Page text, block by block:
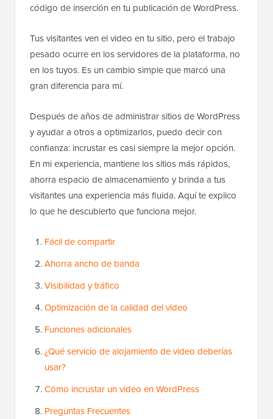
código de inserción en tu publicación de WordPress.
Tus visitantes ven el video en tu sitio, pero el trabajo
pesado ocurre en los servidores de la plataforma, no
en los tuyos. Es un cambio simple que marcó una
gran diferencia para mí.
Después de años de administrar sitios de WordPress
y ayudar a otros a optimizarlos, puedo decir con
confianza: incrustar es casi siempre la mejor opción.
En mi experiencia, mantiene los sitios más rápidos,
ahorra espacio de almacenamiento y brinda a tus
visitantes una experiencia más fluida. Aquí te explico
lo que he descubierto que funciona mejor.
Fácil de compartir
Ahorra ancho de banda
Visibilidad y tráfico
Optimización de la calidad del video
Funciones adicionales
¿Qué servicio de alojamiento de video deberías
usar?
Cómo incrustar un video en WordPress
Preguntas Frecuentes